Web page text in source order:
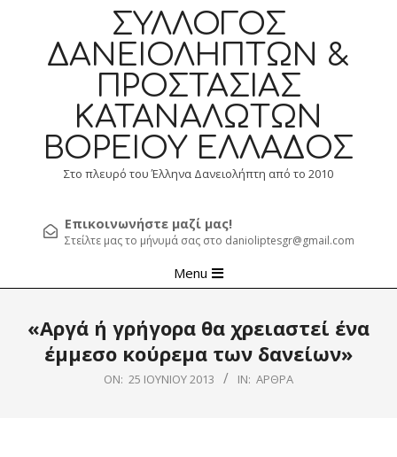
ΣΎΛΛΟΓΟΣ
ΔΑΝΕΙΟΛΗΠΤΏΝ &
ΠΡΟΣΤΑΣΊΑΣ
ΚΑΤΑΝΑΛΩΤΏΝ
ΒΟΡΕΊΟΥ ΕΛΛΆΔΟΣ
Στο πλευρό του Έλληνα Δανειολήπτη από το 2010
Επικοινωνήστε μαζί μας!
Στείλτε μας το μήνυμά σας στο danioliptesgr@gmail.com
Navigation
Menu
«Αργά ή γρήγορα θα χρειαστεί ένα
έμμεσο κούρεμα των δανείων»
ON: 25 ΙΟΥΝΊΟΥ 2013 IN: ΆΡΘΡΑ